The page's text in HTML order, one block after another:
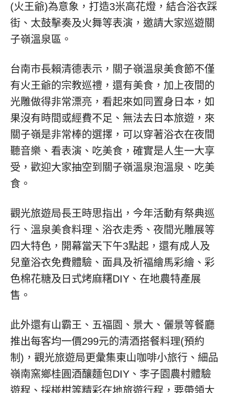
(火王爺)為意象，打造3米高花燈，結合浴衣踩
街、太鼓擊奏及火舞等表演，邀請大家巡遊關
子嶺溫泉區。
台南市長賴清德表示，關子嶺溫泉美食節不僅
有火王爺的宗教巡禮，還有美食，加上夜間的
光雕做得非常漂亮，看起來如同置身日本，如
果沒有時間或經費不足、無法去日本旅遊，來
關子嶺是非常棒的選擇，可以穿著浴衣在夜間
聽音樂、看表演、吃美食，確實是人生一大享
受，歡迎大家抽空到關子嶺溫泉泡溫泉、吃美
食。
觀光旅遊局長王時思指出，今年活動有祭典巡
行、溫泉美食料理、浴衣走秀、夜間光雕展等
四大特色，開幕當天下午3點起，還有成人及
兒童浴衣免費體驗、面具及祈福繪馬彩繪、彩
色棉花糖及日式烤麻糬DIY、在地農特產展
售。
此外還有山霸王、五福園、景大、儷景等餐廳
推出每客均一價299元的清酒搭餐料理(預約
制)，觀光旅遊局更彙集東山咖啡小旅行、細品
嶺南窯鄉桂圓酒釀麵包DIY、李子園農村體驗
遊程、採椪柑等精彩在地旅遊行程，要帶領大